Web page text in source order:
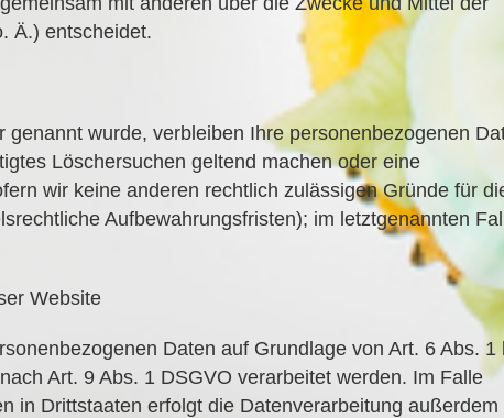
Ä.) entscheidet.
wurde, verbleiben Ihre personenbezogenen
Löschersuchen geltend machen oder eine
wir keine anderen rechtlich zulässigen Gründe für
Aufbewahrungsfristen); im letztgenannten
Website
Daten auf Grundlage von Art. 6 Abs. 1
Art. 9 Abs. 1 DSGVO verarbeitet werden. Im Falle
in Drittstaaten erfolgt die Datenverarbeitung außerdem